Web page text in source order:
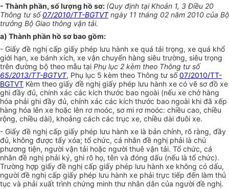
- Thành phần, số lượng hồ sơ: (Quy định tại Khoản 1, 3 Điều 20
Thông tư số07/2010/TT-BGTVTngày 11 tháng 02 năm 2010 của Bộ
trưởng Bộ Giao thông vận tải.
a) Thành phần hồ sơ bao gồm:
- Giấy đề nghị cấp giấy phép lưu hành xe quá tải trọng, xe quá khổ
giới hạn, xe bánh xích, xe vận chuyển hàng siêu trường, siêu trọng
trên đường bộ theo mẫu tại Phụ lục 2 kèm theo Thông tư số
65/2013/TT-BGTVT, Phụ lục 5 kèm theo Thông tư số07/2010/TT-
BGTVT Kèm theo giấy đề nghị giấy phép lưu hành xe có vẽ sơ đồ xe
ghi đầy đủ, chính xác các kích thước bao ngoài (nếu xe chở hàng
hóa phải ghi đầy đủ, chính xác các kích thước bao ngoài khi đã xếp
hàng hóa lên xe hoặc lên rơ moóc, sơ mi rơ moóc: chiều cao, chiều
rộng, chiều dài), khoảng cách các trục xe, chiều dài đuôi xe.
- Giấy đề nghị cấp giấy phép lưu hành xe là bản chính, rõ ràng, đầy
đủ, không được tẩy xóa; tổ chức, cá nhân đề nghị phải là chủ
phương tiện, người vận tải hoặc người thuê vận tải. Tổ chức, cá
nhân đề nghị phải ký, ghi rõ họ, tên và đóng dấu (nếu là tổ chức).
Trường hợp giấy đề nghị cấp giấy phép lưu hành xe không có dấu,
người đề nghị cấp giấy phép lưu hành xe phải trực tiếp đến làm thủ
tục và phải xuất trình chứng minh thư nhân dân của người đề nghị.